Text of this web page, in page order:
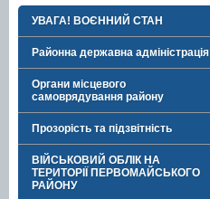
УВАГА! ВОЄННИЙ СТАН
Районна державна адміністрація
Органи місцевого
самоврядування району
Прозорість та підзвітність
ВІЙСЬКОВИЙ ОБЛІК НА
ТЕРИТОРІЇ ПЕРВОМАЙСЬКОГО
РАЙОНУ